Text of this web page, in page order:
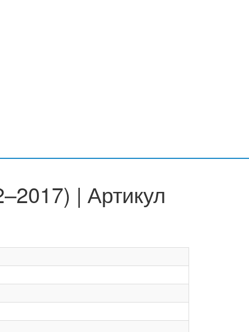
| Артикул